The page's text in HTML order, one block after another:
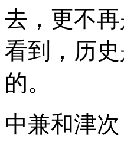
去，更不
看到，历
的。
中兼和津次